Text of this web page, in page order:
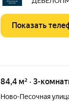
«Резиденция ДАН»
Показать
84,4 м² · 3-
Ново-Песочная